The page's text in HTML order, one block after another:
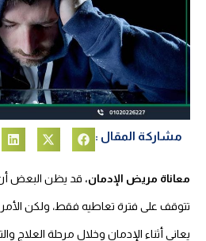
مشاركة المقال :
معاناة مريض الإدمان، قد يظن البعض
تتوقف على فترة تعاطيه فقط، ولكن
يعاني أثناء الإدمان وخلال مرحلة العلاج